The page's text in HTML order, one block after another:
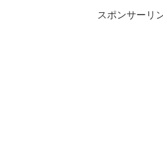
スポンサーリ